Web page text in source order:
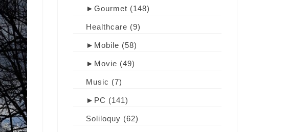
► Gourmet (148)
Healthcare (9)
► Mobile (58)
► Movie (49)
Music (7)
► PC (141)
Soliloquy (62)